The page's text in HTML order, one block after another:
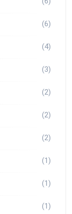
(6)
(4)
(3)
(2)
(2)
(2)
(1)
(1)
(1)